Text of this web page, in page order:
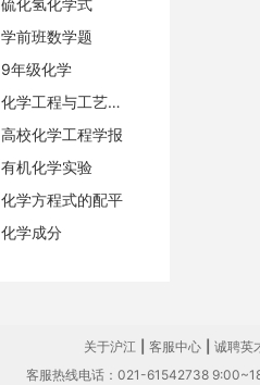
硫化氢化学式
学前班数学题
9年级化学
化学工程与工艺专业
高校化学工程学报
有机化学实验
化学方程式的配平
化学成分
关于沪江 客服中心
诚聘英
客服热线电话：021-61542738